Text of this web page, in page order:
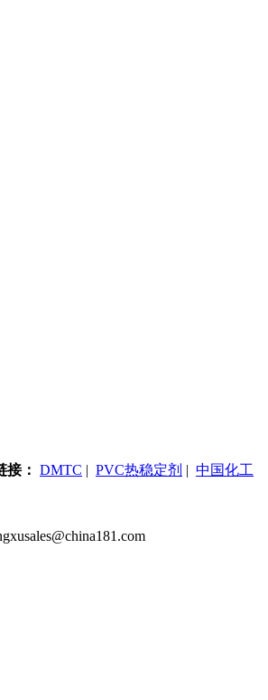
接： DMTC | PVC热稳定剂 | 中国化工